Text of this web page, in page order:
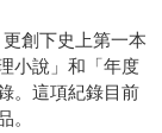
創下史上第一本
小說」和「年度
。這項紀錄目前
。